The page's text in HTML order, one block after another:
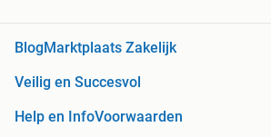
Blog Marktplaats Zakelijk
Veilig en Succesvol
Help en InfoVoorwaarden